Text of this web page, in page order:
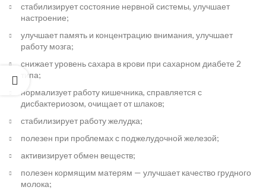
стабилизирует состояние нервной системы, улучшает
настроение;
улучшает память и концентрацию внимания, улучшает
работу мозга;
снижает уровень сахара в крови при сахарном диабете 2
типа;
нормализует работу кишечника, справляется с
дисбактериозом, очищает от шлаков;
стабилизирует работу желудка;
полезен при проблемах с поджелудочной железой;
активизирует обмен веществ;
полезен кормящим матерям — улучшает качество грудного
молока;
ореха –
как
сажать
Пятница
декабря
4th, 2020
Comments